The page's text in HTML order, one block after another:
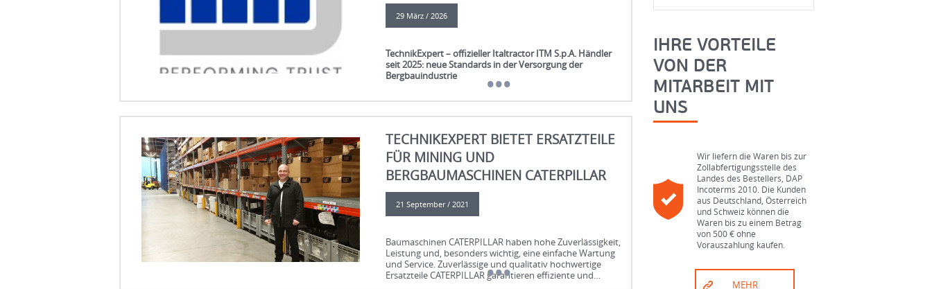
29 März / 2026
TechnikExpert – offizieller Italtractor ITM S.p.A. Händler
seit 2025: neue Standards in der Versorgung der
Bergbauindustrie
Die Firma TechnikExpert informiert über eine strategische
Weiterentwicklung ihres Geschäfts: Seit 2025 sind wir
führenden Hersteller von Fahrwerkskomponenten für
Kettenmaschinen.
Diese Partnerschaft unterstreicht unser hohes Maß an
Fachkompetenz, unsere starke geschäftliche Reputation
sowie unsere stabile Position auf internationalen Märkten
für Ersatzteile für Bau- und Bergbaumaschinen.
Lieferungen originaler ITM-Produkte an führende
Industrieunternehmen und Auftragnehmer in
Zentralasien, darunter:
TECHNIKEXPERT BIETET ERSATZTEILE
FÜR MINING UND
BERGBAUMASCHINEN CATERPILLAR
21 September / 2021
Baumaschinen CATERPILLAR haben hohe Zuverlässigkeit,
Leistung und, besonders wichtig,eine einfache Wartung
und Service.Zuverlässige und qualitativ hochwertige
ErsatzteileCATERPILLAR garantieren effiziente und
unterbrechungsfreien Betrieb vonMaschinen.
IHRE VORTEILE
VON DER
MITARBEIT MIT
UNS
Wir liefern die Waren bis zur
Zollabfertigungsstelle des
Landes des Bestellers, DAP
Incoterms 2010. Die Kunden
aus Deutschland, Österreich
und Schweiz können die
Waren bis zu einem Betrag
von 500 € ohne
Vorauszahlung kaufen.
MEHR